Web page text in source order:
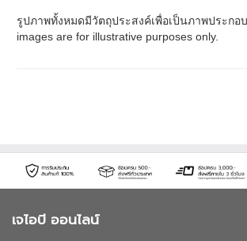
รูปภาพทั้งหมดมีวัตถุประสงค์เพื่อเป็นภาพประกอ
images are for illustrative purposes only.
เจไอบี ออนไลน์